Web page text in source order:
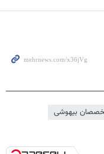
بیهوشی